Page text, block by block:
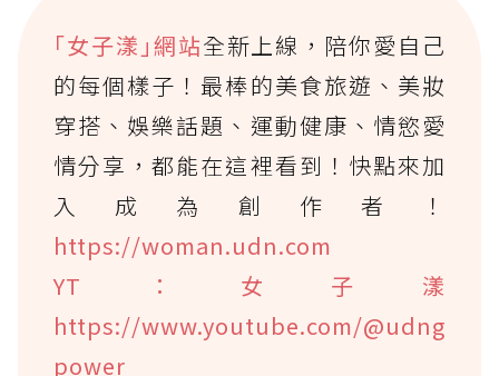
｢女子漾｣網站全新上線，陪你愛自己
的每個樣子！最棒的美食旅遊、美妝
穿搭、娛樂話題、運動健康、情慾愛
情分享，都能在這裡看到！快點來加
入成為創作者！
https://woman.udn.com
YT：女子漾
https://www.youtube.com/@udng
power